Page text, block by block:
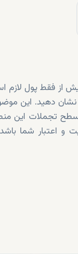
از فقط پول لازم
نشان دهید. این
تجملات این
شما باشد.